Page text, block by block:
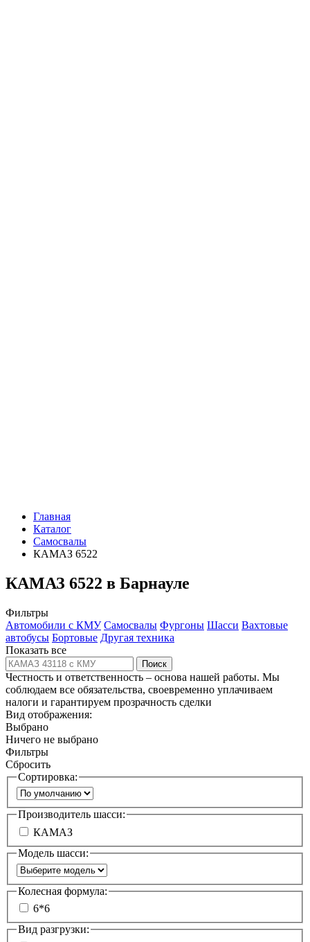
Главная
Каталог
Самосвалы
КАМАЗ 6522
КАМАЗ 6522 в Барнауле
Фильтры
Автомобили с КМУ Самосвалы Фургоны Шасси Вахтовые
автобусы Бортовые Другая техника
Показать все
Поиск
Честность и ответственность – основа нашей работы. Мы
соблюдаем все обязательства, своевременно уплачиваем
налоги и гарантируем прозрачность сделки
Вид отображения:
Выбрано
Ничего не выбрано
Фильтры
Сбросить
Сортировка:
Производитель шасси:
КАМАЗ
Модель шасси:
Колесная формула:
6*6
Вид разгрузки: